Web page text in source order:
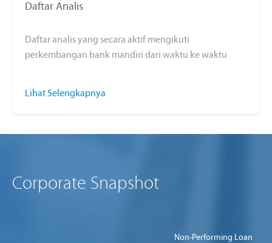
Daftar Analis
Daftar analis yang secara aktif mengikuti
perkembangan bank mandiri dari waktu ke waktu
Lihat Selengkapnya
Corporate Snapshot
Non-Performing Loan